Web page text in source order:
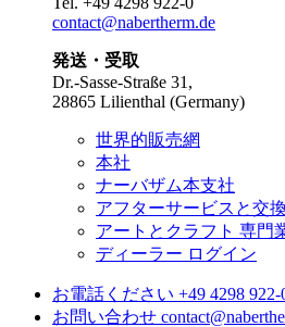
contact@nabertherm.de
発送・受取
Dr.-Sasse-Straße 31,
28865 Lilienthal (Germany)
世界的販売網
本社
ナーバザム本支社
アフターサービスと交
アートとクラフト 専門
ディーラー ログイン
お電話ください +49 4298 922-
お問い合わせ